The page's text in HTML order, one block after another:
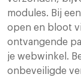
modules. Bij
open en bloot
ontvangende
je webwinkel.
onbeveiligde